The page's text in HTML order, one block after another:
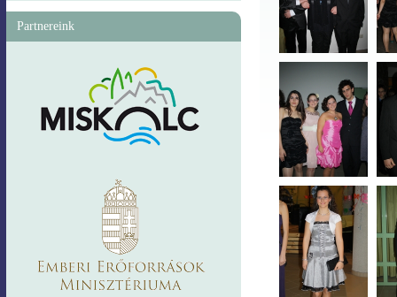
Partnereink